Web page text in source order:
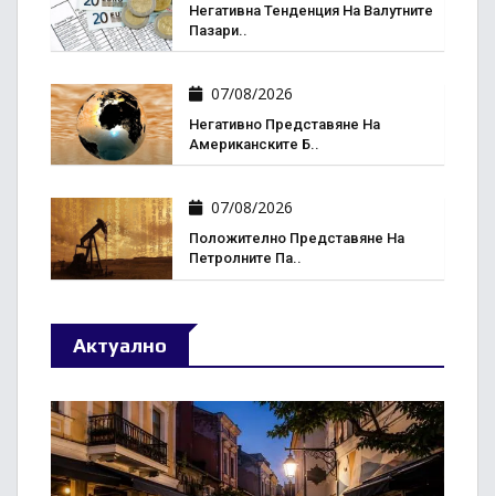
Негативна Тенденция На Валутните
Пазари..
07/08/2026
Негативно Представяне На
Американските Б..
07/08/2026
Положително Представяне На
Петролните Па..
Актуално